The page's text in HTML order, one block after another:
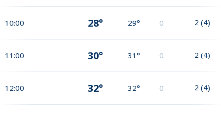
10:00 28° 29° 0 2 (4)
11:00 30° 31° 0 2 (4)
12:00 32° 32° 0 2 (4)